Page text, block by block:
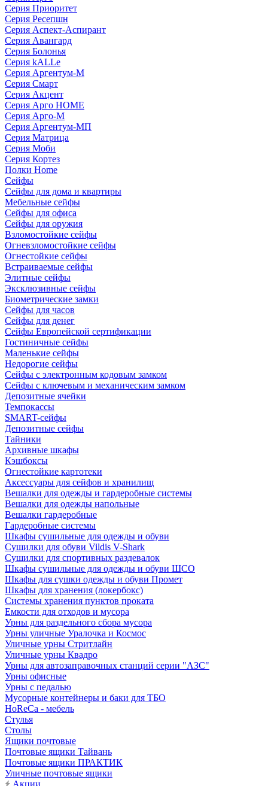
Серия Приоритет
Серия Ресепшн
Серия Аспект-Аспирант
Серия Авангард
Серия Болонья
Серия kALLe
Серия Аргентум-М
Серия Смарт
Серия Акцент
Серия Арго HOME
Серия Арго-М
Серия Аргентум-МП
Серия Матрица
Серия Моби
Серия Кортез
Полки Home
Сейфы
Сейфы для дома и квартиры
Мебельные сейфы
Сейфы для офиса
Сейфы для оружия
Взломостойкие сейфы
Огневзломостойкие сейфы
Огнестойкие сейфы
Встраиваемые сейфы
Элитные сейфы
Эксклюзивные сейфы
Биометрические замки
Сейфы для часов
Сейфы для денег
Сейфы Европейской сертификации
Гостиничные сейфы
Маленькие сейфы
Недорогие сейфы
Сейфы с электронным кодовым замком
Сейфы с ключевым и механическим замком
Депозитные ячейки
Темпокассы
SMART-сейфы
Депозитные сейфы
Тайники
Архивные шкафы
Кэшбоксы
Огнестойкие картотеки
Аксессуары для сейфов и хранилищ
Вешалки для одежды и гардеробные системы
Вешалки для одежды напольные
Вешалки гардеробные
Гардеробные системы
Шкафы сушильные для одежды и обуви
Сушилки для обуви Vildis V-Shark
Сушилки для спортивных раздевалок
Шкафы сушильные для одежды и обуви ШСО
Шкафы для сушки одежды и обуви Промет
Шкафы для хранения (локербокс)
Системы хранения пунктов проката
Емкости для отходов и мусора
Урны для раздельного сбора мусора
Урны уличные Уралочка и Космос
Уличные урны Стритлайн
Уличные урны Квадро
Урны для автозаправочных станций серии "АЗС"
Урны офисные
Урны с педалью
Мусорные контейнеры и баки для ТБО
HoReCa - мебель
Стулья
Столы
Ящики почтовые
Почтовые ящики Тайвань
Почтовые ящики ПРАКТИК
Уличные почтовые ящики
Акции